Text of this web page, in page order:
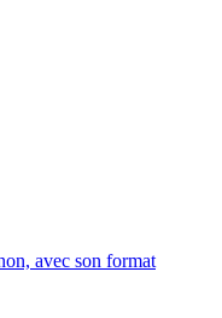
avec son format